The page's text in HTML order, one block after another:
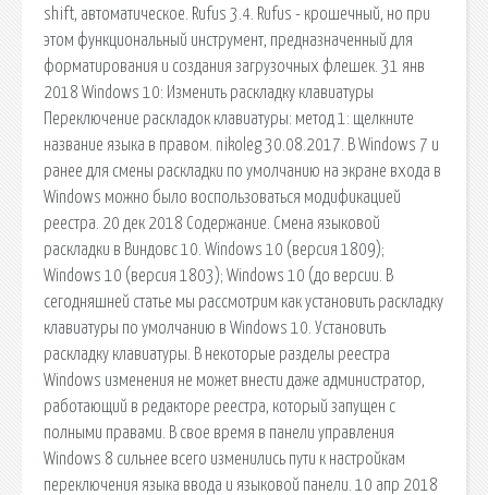
shift, автоматическое. Rufus 3.4. Rufus - крошечный, но при
этом функциональный инструмент, предназначенный для
форматирования и создания загрузочных флешек. 31 янв
2018 Windows 10: Изменить раскладку клавиатуры
Переключение раскладок клавиатуры: метод 1: щелкните
название языка в правом. nikoleg 30.08.2017. В Windows 7 и
ранее для смены раскладки по умолчанию на экране входа в
Windows можно было воспользоваться модификацией
реестра. 20 дек 2018 Содержание. Смена языковой
раскладки в Виндовс 10. Windows 10 (версия 1809);
Windows 10 (версия 1803); Windows 10 (до версии. В
сегодняшней статье мы рассмотрим как установить раскладку
клавиатуры по умолчанию в Windows 10. Установить
раскладку клавиатуры. В некоторые разделы реестра
Windows изменения не может внести даже администратор,
работающий в редакторе реестра, который запущен с
полными правами. В свое время в панели управления
Windows 8 сильнее всего изменились пути к настройкам
переключения языка ввода и языковой панели. 10 апр 2018